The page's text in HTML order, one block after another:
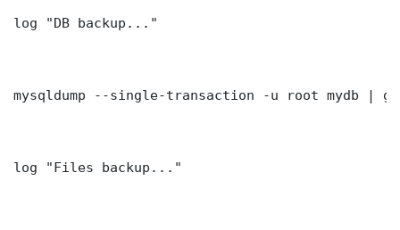
log "DB backup..."
mysqldump --single-transaction -u root mydb |
log "Files backup..."